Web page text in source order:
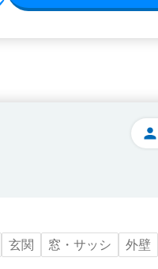
玄関 窓・サッシ 外壁